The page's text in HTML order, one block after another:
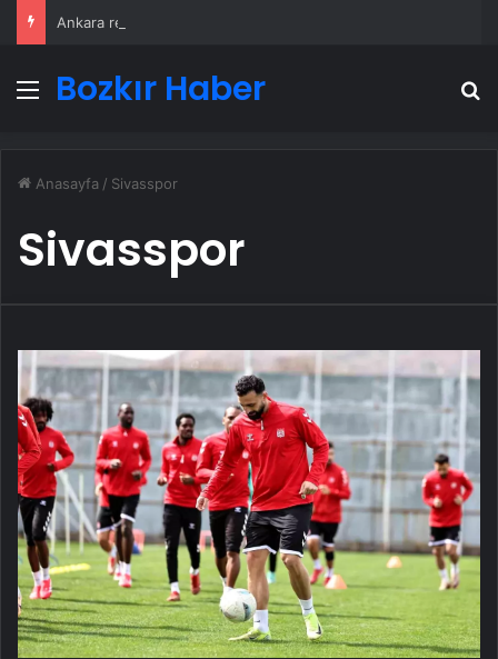
Ankara rent a car
Menü
Bozkır Haber
Anasayfa / Sivasspor
Sivasspor